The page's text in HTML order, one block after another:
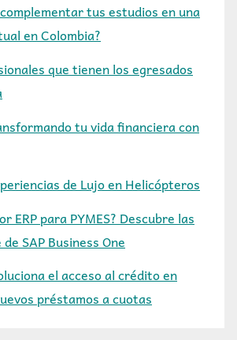
tus estudios en una
en Colombia?
que tienen los egresados
tu vida financiera con
de Lujo en Helicópteros
ERP para PYMES? Descubre las
SAP Business One
el acceso al crédito en
préstamos a cuotas